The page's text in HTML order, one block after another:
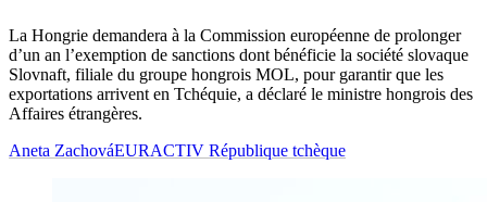
La Hongrie demandera à la Commission européenne de prolonger
d’un an l’exemption de sanctions dont bénéficie la société slovaque
Slovnaft, filiale du groupe hongrois MOL, pour garantir que les
exportations arrivent en Tchéquie, a déclaré le ministre hongrois des
Affaires étrangères.
Aneta ZachováEURACTIV République tchèque